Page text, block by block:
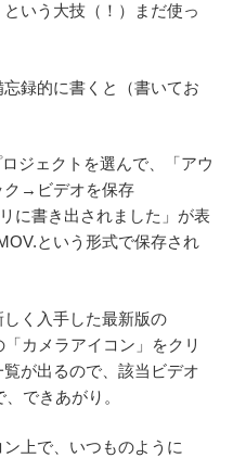
いう大技（！）まだ使っ
忘録的に書くと（書いてお
ジェクトを選んで、「アウ
ク→ビデオを保存
に書き出されました」が表
という形式で保存され
く入手した最新版の
カメラアイコン」をクリ
が出るので、該当ビデオ
できあがり。
上で、いつものように